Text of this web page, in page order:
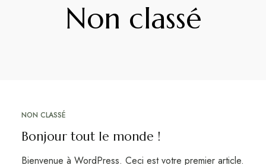
Non classé
NON CLASSÉ
Bonjour tout le monde !
Bienvenue à WordPress. Ceci est votre premier article.